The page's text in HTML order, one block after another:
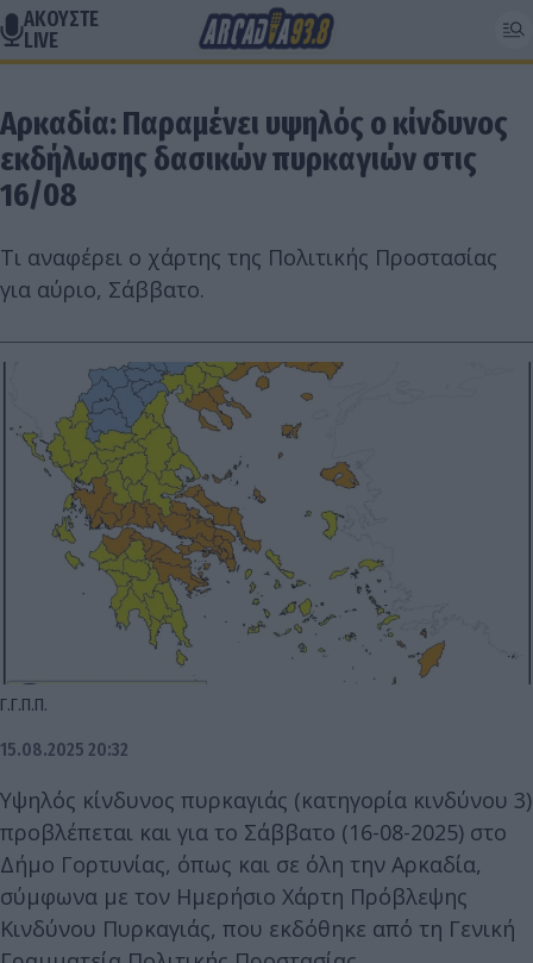
ΑΚΟΥΣΤΕ
LIVE
Αρκαδία: Παραμένει υψηλός ο κίνδυνος
εκδήλωσης δασικών πυρκαγιών στις
16/08
Τι αναφέρει ο χάρτης της Πολιτικής Προστασίας
για αύριο, Σάββατο.
Γ.Γ.Π.Π.
15.08.2025 20:32
Υψηλός κίνδυνος πυρκαγιάς (κατηγορία κινδύνου 3)
προβλέπεται και για το Σάββατο (16-08-2025) στο
Δήμο Γορτυνίας, όπως και σε όλη την Αρκαδία,
σύμφωνα με τον Ημερήσιο Χάρτη Πρόβλεψης
Κινδύνου Πυρκαγιάς, που εκδόθηκε από τη Γενική